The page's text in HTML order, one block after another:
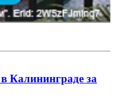
Калининграде за